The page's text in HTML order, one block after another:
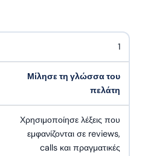
1
Μίλησε τη γλώσσα του
πελάτη
Χρησιμοποίησε λέξεις που
εμφανίζονται σε reviews,
calls και πραγματικές